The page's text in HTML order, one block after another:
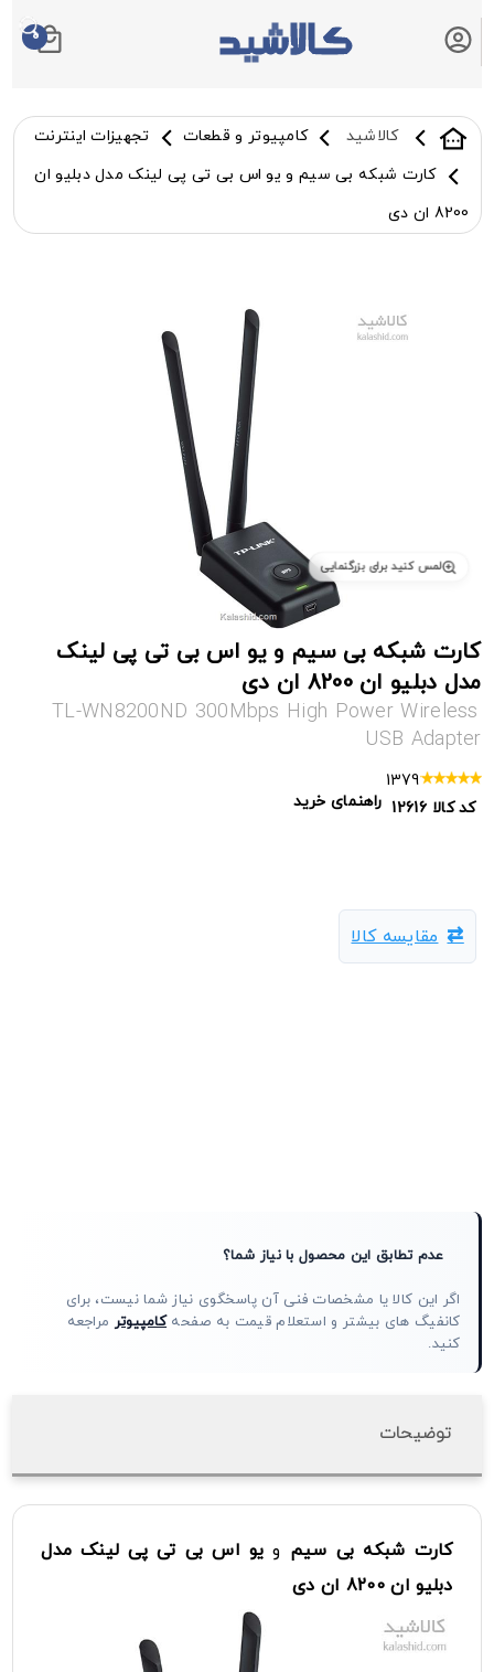
0
کالاشید کامپیوتر و قطعات
تجهیزات اینترنت
کارت شبکه بی سیم و یو اس بی تی پی لینک مدل دبلیو ان
8200 ان دی
لمس کنید برای بزرگنمایی
کارت شبکه بی سیم و یو اس بی تی پی لینک
مدل دبلیو ان 8200 ان دی
TL-WN8200ND 300Mbps High Power Wireless
USB Adapter
1379
کد کالا 12616 راهنمای خرید
مقایسه کالا
عدم تطابق این محصول با نیاز شما؟
اگر این کالا یا مشخصات فنی آن پاسخگوی نیاز شما نیست، برای
کانفیگ های بیشتر و استعلام قیمت به صفحهکامپیوتر مراجعه
کنید.
توضیحات
کارت شبکه بی سیم و یو اس بی تی پی لینک مدل
دبلیو ان 8200 ان دی